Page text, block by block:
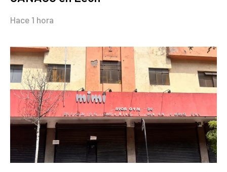
Hace 1 hora